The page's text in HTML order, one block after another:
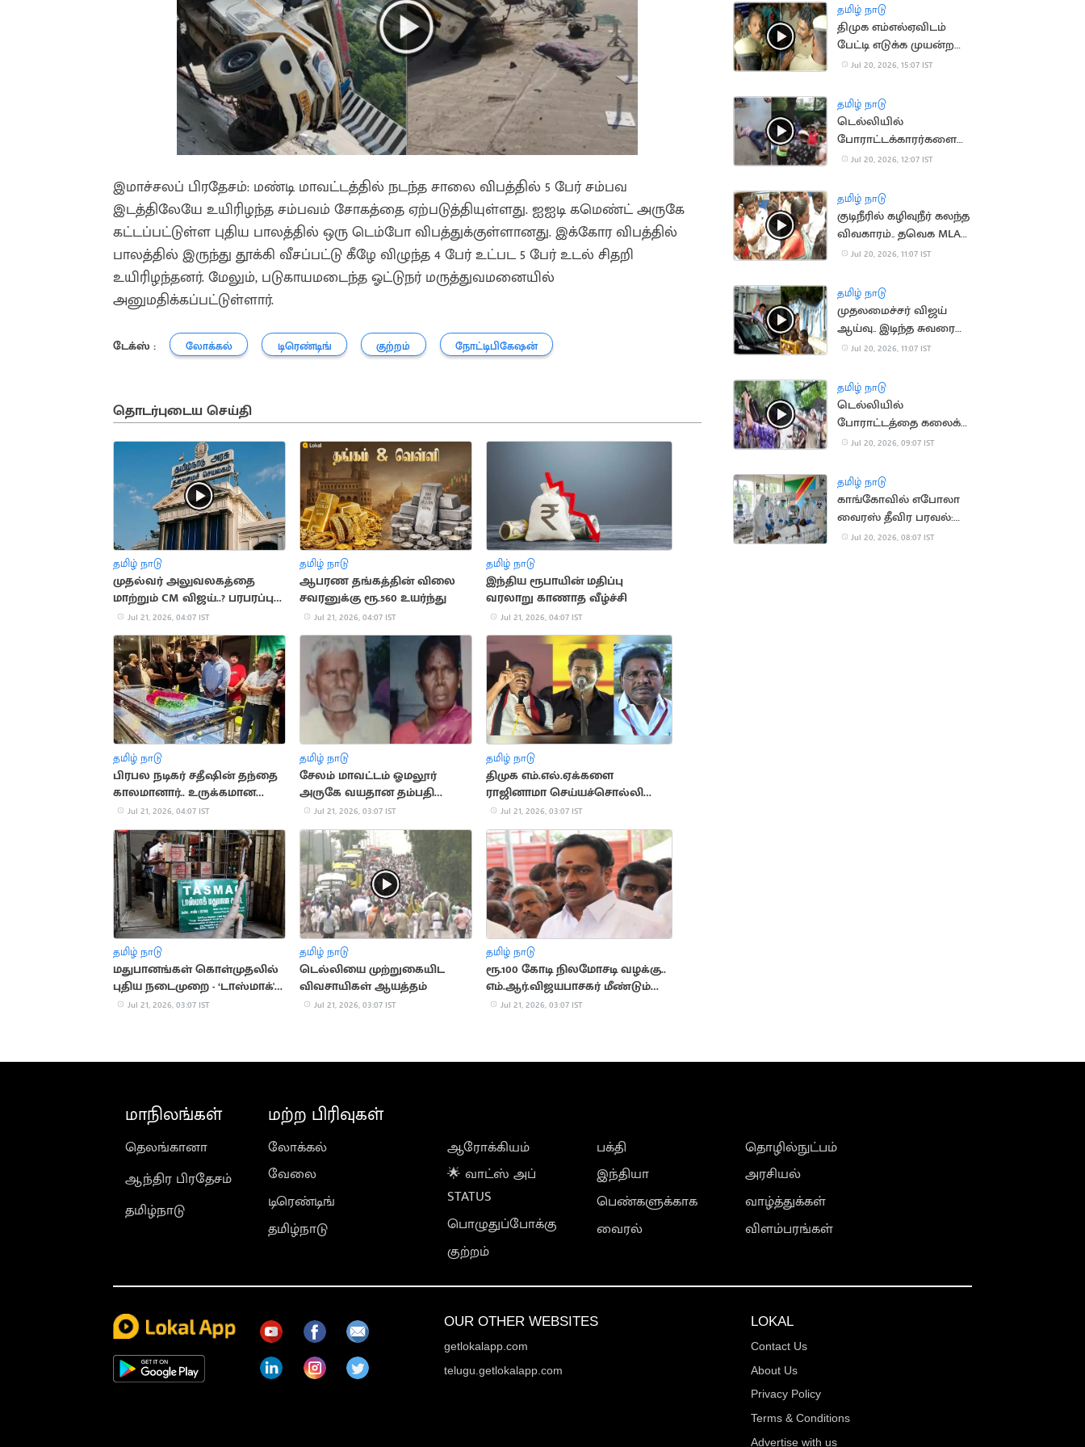
இமாச்சலப் பிரதேசம்: மண்டி மாவட்டத்தில் நடந்த சாலை விபத்தில் 5 பேர் சம்பவ
இடத்திலேயே உயிரிழந்த சம்பவம் சோகத்தை ஏற்படுத்தியுள்ளது. ஐஐடி கமெண்ட் அருகே
கட்டப்பட்டுள்ள புதிய பாலத்தில் ஒரு டெம்போ விபத்துக்குள்ளானது. இக்கோர விபத்தில்
பாலத்தில் இருந்து தூக்கி வீசப்பட்டு கீழே விழுந்த 4 பேர் உட்பட 5 பேர் உடல் சிதறி
உயிரிழந்தனர். மேலும், படுகாயமடைந்த ஓட்டுநர் மருத்துவமனையில்
அனுமதிக்கப்பட்டுள்ளார்.
டேக்ஸ் : லோக்கல் டிரெண்டிங் குற்றம் நோட்டிபிகேஷன்
தொடர்புடைய செய்தி
தமிழ் நாடு
முதல்வர் அலுவலகத்தை
மாற்றும் CM விஜய்..? பரபரப்பு
செய்தி
Jul 21, 2026, 04:07 IST
தமிழ் நாடு
ஆபரண தங்கத்தின் விலை
சவரனுக்கு ரூ.560 உயர்ந்து
Jul 21, 2026, 04:07 IST
தமிழ் நாடு
இந்திய ரூபாயின் மதிப்பு
வரலாறு காணாத வீழ்ச்சி
Jul 21, 2026, 04:07 IST
தமிழ் நாடு
பிரபல நடிகர் சதீஷின் தந்தை
காலமானார்.. உருக்கமான
அஞ்சலி
Jul 21, 2026, 04:07 IST
தமிழ் நாடு
சேலம் மாவட்டம் ஓமலூர்
அருகே வயதான தம்பதி
அடித்துக் கொலை
Jul 21, 2026, 03:07 IST
தமிழ் நாடு
திமுக எம்.எல்.ஏக்களை
ராஜினாமா செய்யச்சொல்லி
மிரட்டல்..? பரபரப்பு
Jul 21, 2026, 03:07 IST
தமிழ் நாடு
மதுபானங்கள் கொள்முதலில்
புதிய நடைமுறை - ‘டாஸ்மாக்'
நிர்வாகம் அதிரடி
Jul 21, 2026, 03:07 IST
தமிழ் நாடு
டெல்லியை முற்றுகையிட
விவசாயிகள் ஆயத்தம்
Jul 21, 2026, 03:07 IST
தமிழ் நாடு
ரூ.100 கோடி நிலமோசடி வழக்கு..
எம்.ஆர்.விஜயபாசகர் மீண்டும்
ஆஜராக உத்தரவு
Jul 21, 2026, 03:07 IST
தமிழ் நாடு
திமுக எம்எல்ஏவிடம்
பேட்டி எடுக்க முயன்ற
செய்தியாளர்களுக்கு
Jul 20, 2026, 15:07 IST
தமிழ் நாடு
டெல்லியில்
போராட்டக்காரர்களை
விரட்டியடித்த போலீஸ்..
Jul 20, 2026, 12:07 IST
தமிழ் நாடு
குடிநீரில் கழிவுநீர் கலந்த
விவகாரம்.. தவெக MLA
முன் நடந்த மோதல்
Jul 20, 2026, 11:07 IST
தமிழ் நாடு
முதலமைச்சர் விஜய்
ஆய்வு.. இடிந்த சுவரை
துணியால் மறைத்ததால்
Jul 20, 2026, 11:07 IST
தமிழ் நாடு
டெல்லியில்
போராட்டத்தை கலைக்க
கண்ணீர் புகைகுண்டு
Jul 20, 2026, 09:07 IST
தமிழ் நாடு
காங்கோவில் எபோலா
வைரஸ் தீவிர பரவல்:
930 பேர் பலி
Jul 20, 2026, 08:07 IST
மாநிலங்கள்
தெலங்கானா
ஆந்திர பிரதேசம்
தமிழ்நாடு
மற்ற பிரிவுகள்
லோக்கல்
வேலை
டிரெண்டிங்
தமிழ்நாடு
ஆரோக்கியம்
🌟 வாட்ஸ் அப்
STATUS
பொழுதுப்போக்கு
குற்றம்
பக்தி
இந்தியா
பெண்களுக்காக
வைரல்
தொழில்நுட்பம்
அரசியல்
வாழ்த்துக்கள்
விளம்பரங்கள்
OUR OTHER WEBSITES
getlokalapp.com
telugu.getlokalapp.com
LOKAL
Contact Us
About Us
Privacy Policy
Terms & Conditions
Advertise with us